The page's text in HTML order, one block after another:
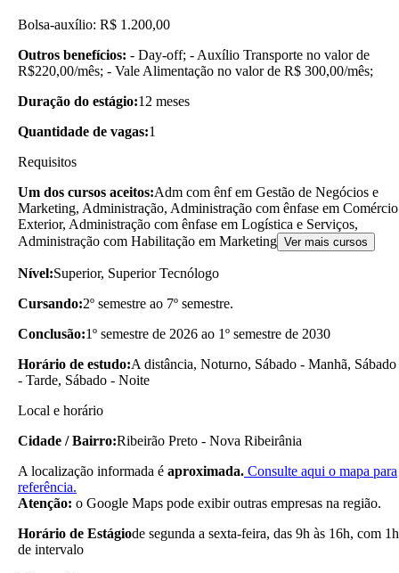
Bolsa-auxílio: R$ 1.200,00
Outros benefícios: - Day-off; - Auxílio Transporte no valor de
R$220,00/mês; - Vale Alimentação no valor de R$ 300,00/mês;
Duração do estágio:12 meses
Quantidade de vagas:1
Requisitos
Um dos cursos aceitos:Adm com ênf em Gestão de Negócios e
Marketing, Administração, Administração com ênfase em Comércio
Exterior, Administração com ênfase em Logística e Serviços,
Administração com Habilitação em Marketing Ver mais cursos
Nível:Superior, Superior Tecnólogo
Cursando:2º semestre ao 7º semestre.
Conclusão:1º semestre de 2026 ao 1º semestre de 2030
Horário de estudo:A distância, Noturno, Sábado - Manhã, Sábado
- Tarde, Sábado - Noite
Local e horário
Cidade / Bairro:Ribeirão Preto - Nova Ribeirânia
A localização informada é aproximada. Consulte aqui o mapa para
referência.
Atenção: o Google Maps pode exibir outras empresas na região.
Horário de Estágiode segunda a sexta-feira, das 9h às 16h, com 1h
de intervalo